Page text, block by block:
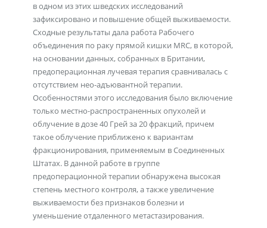
в одном из этих шведских исследований
зафиксировано и повышение общей выживаемости.
Сходные результаты дала работа Рабочего
объединения по раку прямой кишки MRC, в которой,
на основании данных, собранных в Британии,
предоперационная лучевая терапия сравнивалась с
отсутствием нео-адъювантной терапии.
Особенностями этого исследования было включение
только местно-распространенных опухолей и
облучение в дозе 40 Грей за 20 фракций, причем
такое облучение приближено к вариантам
фракционирования, применяемым в Соединенных
Штатах. В данной работе в группе
предоперационной терапии обнаружена высокая
степень местного контроля, а также увеличение
выживаемости без признаков болезни и
уменьшение отдаленного метастазирования.